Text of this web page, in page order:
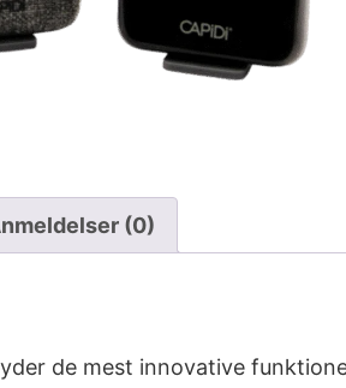
(0)
de mest innovative